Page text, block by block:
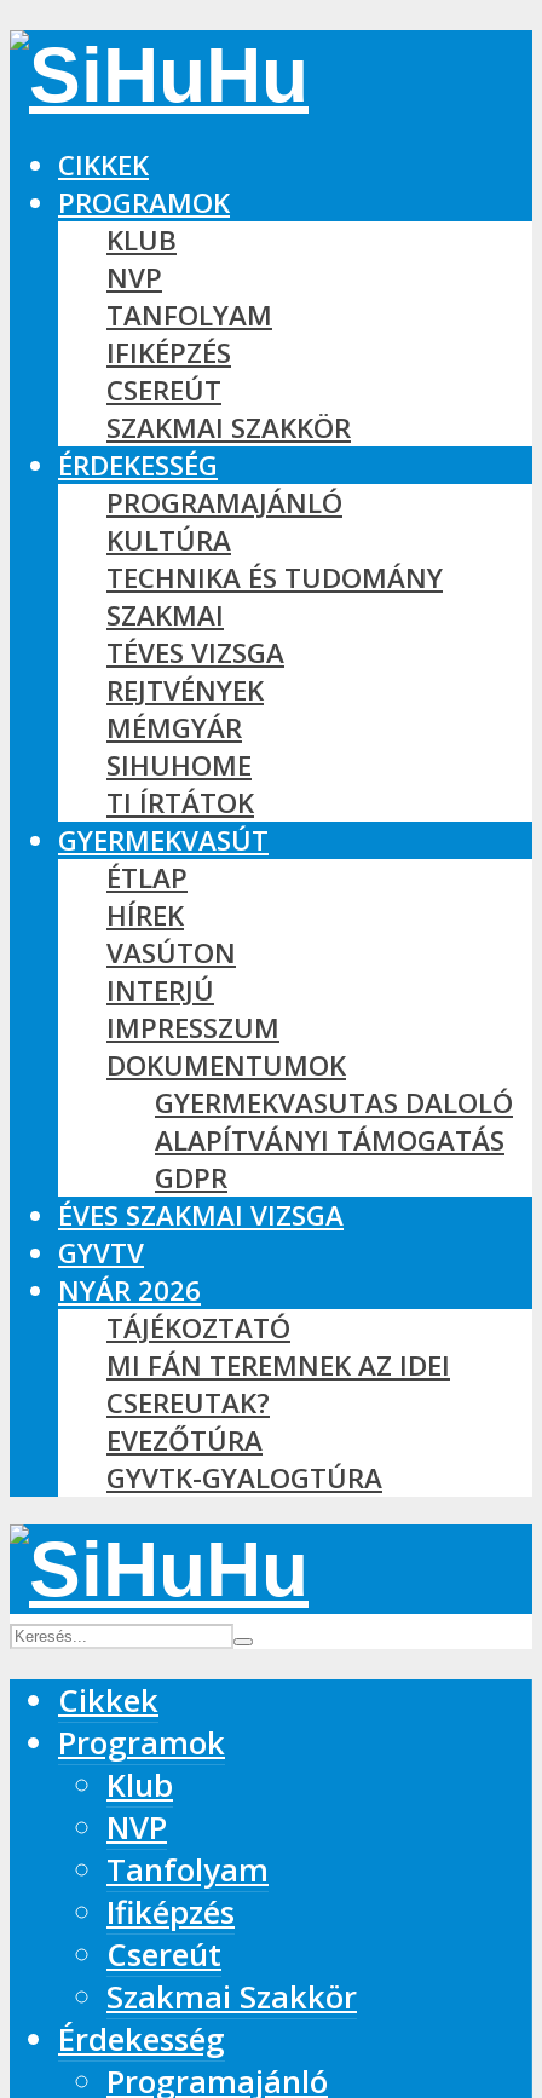
CIKKEK
PROGRAMOK
KLUB
NVP
TANFOLYAM
IFIKÉPZÉS
CSEREÚT
SZAKMAI SZAKKÖR
ÉRDEKESSÉG
PROGRAMAJÁNLÓ
KULTÚRA
TECHNIKA ÉS TUDOMÁNY
SZAKMAI
TÉVES VIZSGA
REJTVÉNYEK
MÉMGYÁR
SIHUHOME
TI ÍRTÁTOK
GYERMEKVASÚT
ÉTLAP
HÍREK
VASÚTON
INTERJÚ
IMPRESSZUM
DOKUMENTUMOK
GYERMEKVASUTAS DALOLÓ
ALAPÍTVÁNYI TÁMOGATÁS
GDPR
ÉVES SZAKMAI VIZSGA
GYVTV
NYÁR 2026
TÁJÉKOZTATÓ
MI FÁN TEREMNEK AZ IDEI
CSEREUTAK?
EVEZŐTÚRA
GYVTK-GYALOGTÚRA
Cikkek
Programok
Klub
NVP
Tanfolyam
Ifiképzés
Csereút
Szakmai Szakkör
Érdekesség
Programajánló